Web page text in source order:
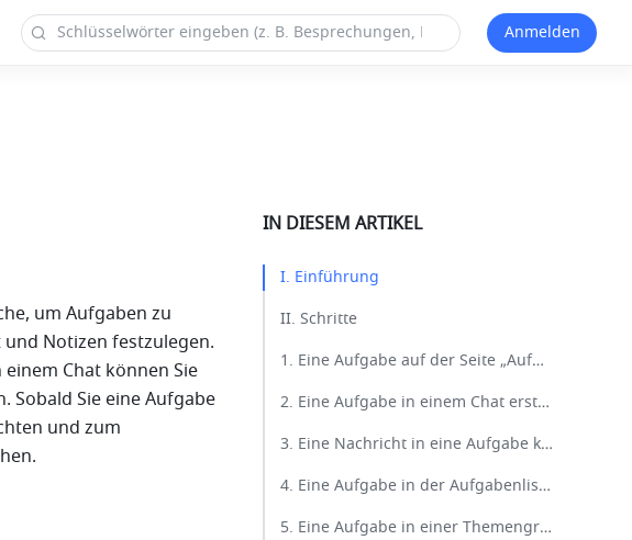
Anmelden
um Aufgaben zu
Notizen festzulegen.
Chat können Sie
Sobald Sie eine Aufgabe
und zum
IN DIESEM ARTIKEL
I. Einführung​
II. Schritte​
1. Eine Aufgabe auf der Seite „Aufgaben“ erstellen​
2. Eine Aufgabe in einem Chat erstellen​
3. Eine Nachricht in eine Aufgabe konvertieren​
4. Eine Aufgabe in der Aufgabenliste eines Chats erstellen​
5. Eine Aufgabe in einer Themengruppe erstellen​